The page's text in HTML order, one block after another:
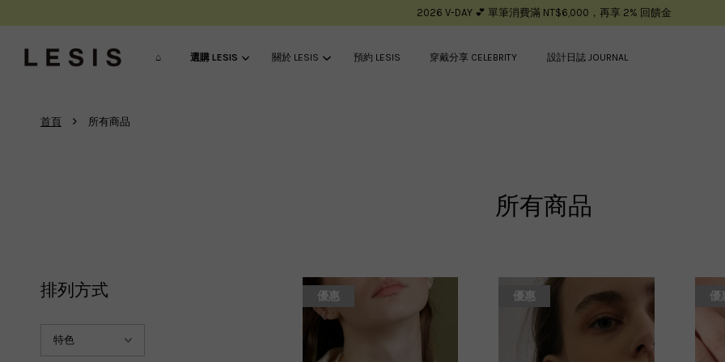
2026 V-DAY 💕 單筆消費滿 NT$6,000，再享 2% 回饋金
⌂ 選購 LESIS 關於 LESIS 預約 LESIS 穿戴分享 CELEBRITY 設計日誌 JOURNAL
首頁 › 所有商品
所有商品
排列方式 優惠 優惠 優
繼續購物